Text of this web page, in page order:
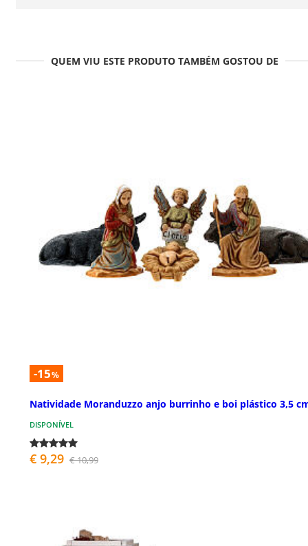
QUEM VIU ESTE PRODUTO TAMBÉM GOSTOU DE
-15%
Natividade Moranduzzo anjo burrinho e boi plástico 3,5
DISPONÍVEL
€ 9,29 € 10,99